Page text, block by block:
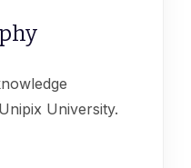
University.